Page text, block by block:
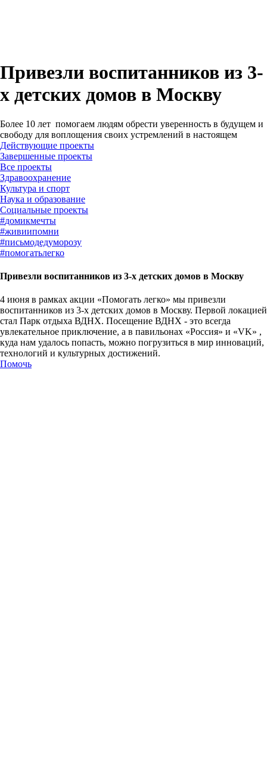
Привезли воспитанников из 3-
х детских домов в Москву
Более 10 лет помогаем людям обрести уверенность в будущем и
свободу для воплощения своих устремлений в настоящем
Действующие проекты
Завершенные проекты
#домикмечты
#живиипомни
#письмодедуморозу
#помогатьлегко
Привезли воспитанников из 3-х детских домов в Москву
4 июня в рамках акции «Помогать легко» мы привезли
воспитанников из 3-х детских домов в Москву. Первой локацией
стал Парк отдыха ВДНХ. Посещение ВДНХ - это всегда
увлекательное приключение, а в павильонах «Россия» и «VK» ,
куда нам удалось попасть, можно погрузиться в мир инноваций,
технологий и культурных достижений.
Помочь